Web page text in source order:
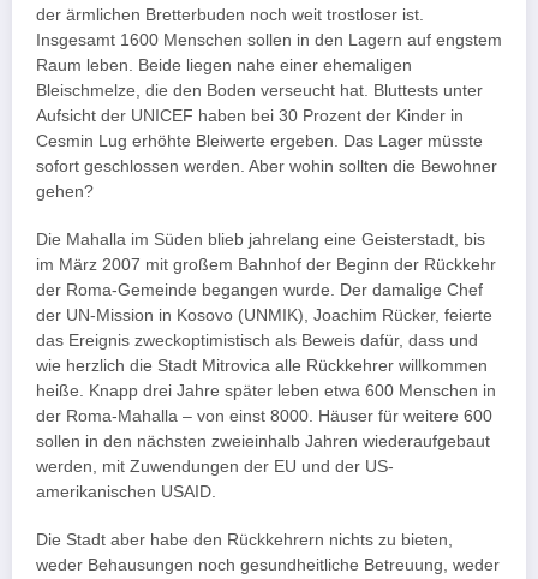
der ärmlichen Bretterbuden noch weit trostloser ist.
Insgesamt 1600 Menschen sollen in den Lagern auf engstem
Raum leben. Beide liegen nahe einer ehemaligen
Bleischmelze, die den Boden verseucht hat. Bluttests unter
Aufsicht der UNICEF haben bei 30 Prozent der Kinder in
Cesmin Lug erhöhte Bleiwerte ergeben. Das Lager müsste
sofort geschlossen werden. Aber wohin sollten die Bewohner
gehen?
Die Mahalla im Süden blieb jahrelang eine Geisterstadt, bis
im März 2007 mit großem Bahnhof der Beginn der Rückkehr
der Roma-Gemeinde begangen wurde. Der damalige Chef
der UN-Mission in Kosovo (UNMIK), Joachim Rücker, feierte
das Ereignis zweckoptimistisch als Beweis dafür, dass und
wie herzlich die Stadt Mitrovica alle Rückkehrer willkommen
heiße. Knapp drei Jahre später leben etwa 600 Menschen in
der Roma-Mahalla – von einst 8000. Häuser für weitere 600
sollen in den nächsten zweieinhalb Jahren wiederaufgebaut
werden, mit Zuwendungen der EU und der US-
amerikanischen USAID.
Die Stadt aber habe den Rückkehrern nichts zu bieten,
weder Behausungen noch gesundheitliche Betreuung, weder